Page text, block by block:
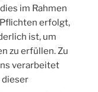
im Rahmen
erfolgt,
ist, um
zu erfüllen. Zu
verarbeitet
dieser